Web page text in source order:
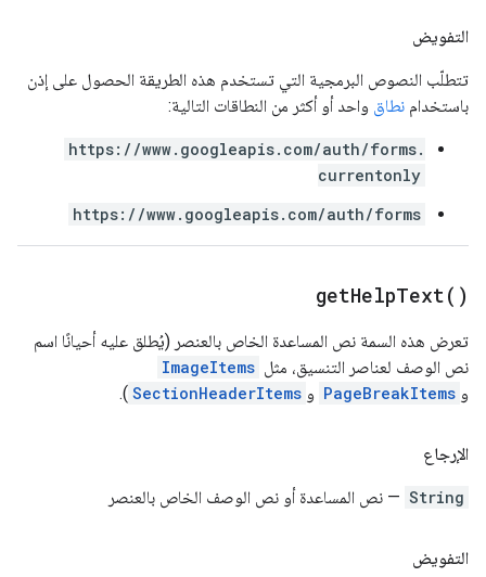
التفويض
تتطلّب النصوص البرمجية التي تستخدم هذه الطريقة الحصول على إذن
باستخدام نطاق واحد أو أكثر من النطاقات التالية:
https://www.googleapis.com/auth/forms.
currentonly
https://www.googleapis.com/auth/forms
getHelpText( )
تعرض هذه السمة نص المساعدة الخاص بالعنصر (يُطلق عليه أحيانًا اسم
نص الوصف لعناصر التنسيق، مثل ImageItems
و PageBreakItems و SectionHeaderItems
).
الإرجاع
String — نص المساعدة أو نص الوصف الخاص بالعنصر
التفويض